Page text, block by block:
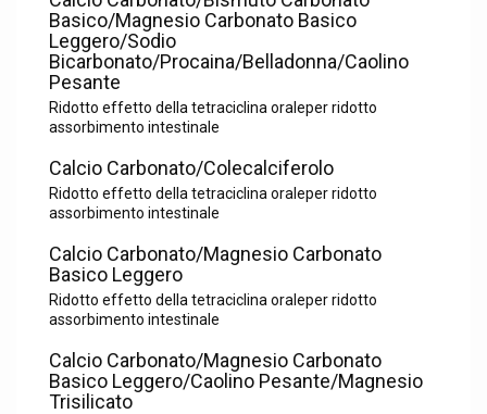
Basico/Magnesio Carbonato Basico
Leggero/Sodio
Bicarbonato/Procaina/Belladonna/Caolino
Pesante
Ridotto effetto della tetraciclina oraleper ridotto
assorbimento intestinale
Calcio Carbonato/Colecalciferolo
Ridotto effetto della tetraciclina oraleper ridotto
assorbimento intestinale
Calcio Carbonato/Magnesio Carbonato
Basico Leggero
Ridotto effetto della tetraciclina oraleper ridotto
assorbimento intestinale
Calcio Carbonato/Magnesio Carbonato
Basico Leggero/Caolino Pesante/Magnesio
Trisilicato